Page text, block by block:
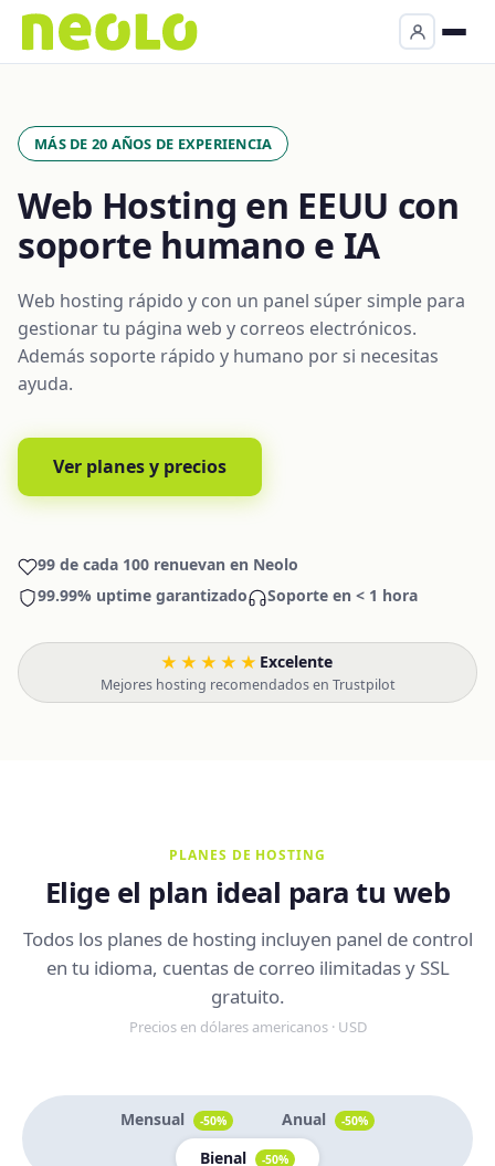
MÁS DE 20 AÑOS DE EXPERIENCIA
Web Hosting en EEUU con
soporte humano e IA
Web hosting rápido y con un panel súper simple para
gestionar tu página web y correos electrónicos.
Además soporte rápido y humano por si necesitas
ayuda.
Ver planes y precios
99 de cada 100 renuevan en Neolo
99.99% uptime garantizado
Soporte en < 1 hora
★★★★★ Excelente·
Mejores hosting recomendados en Trustpilot
PLANES DE HOSTING
Elige el plan ideal para tu web
Todos los planes de hosting incluyen panel de control
en tu idioma, cuentas de correo ilimitadas y SSL
gratuito.
Precios en dólares americanos · USD
Mensual -50% Anual -50%
Bienal -50%